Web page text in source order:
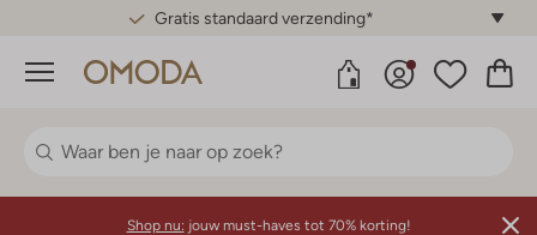
Gratis standaard verzending*
Menu
Shop nu: jouw must-haves tot 70% korting!